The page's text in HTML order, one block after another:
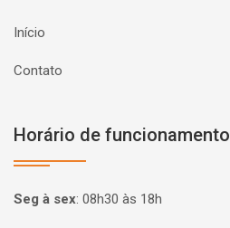
Início
Contato
Horário de funcionamento
Seg à sex: 08h30 às 18h